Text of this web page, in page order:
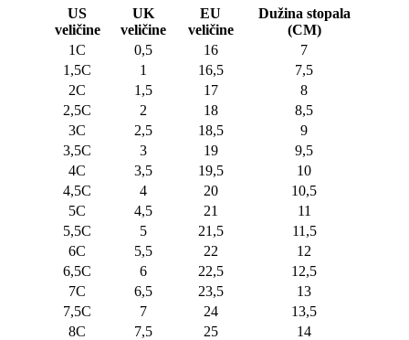
US
veličine
UK
veličine
EU
veličine
Dužina stopala
(CM)
1C
0,5 16
7
1,5C
1 16,5
7,5
2C
1,5 17
8
2,5C
2 18
8,5
3C
2,5 18,5
9
3,5C
3 19
9,5
4C
3,5 19,5
10
4,5C
4 20
10,5
5C
4,5 21
11
5,5C
5 21,5
11,5
6C
5,5 22
12
6,5C
6 22,5
12,5
7C
6,5 23,5
13
7,5C
7 24
13,5
8C
7,5 25
14